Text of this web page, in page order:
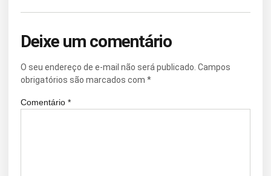
Deixe um comentário
O seu endereço de e-mail não será publicado. Campos
obrigatórios são marcados com *
Comentário *